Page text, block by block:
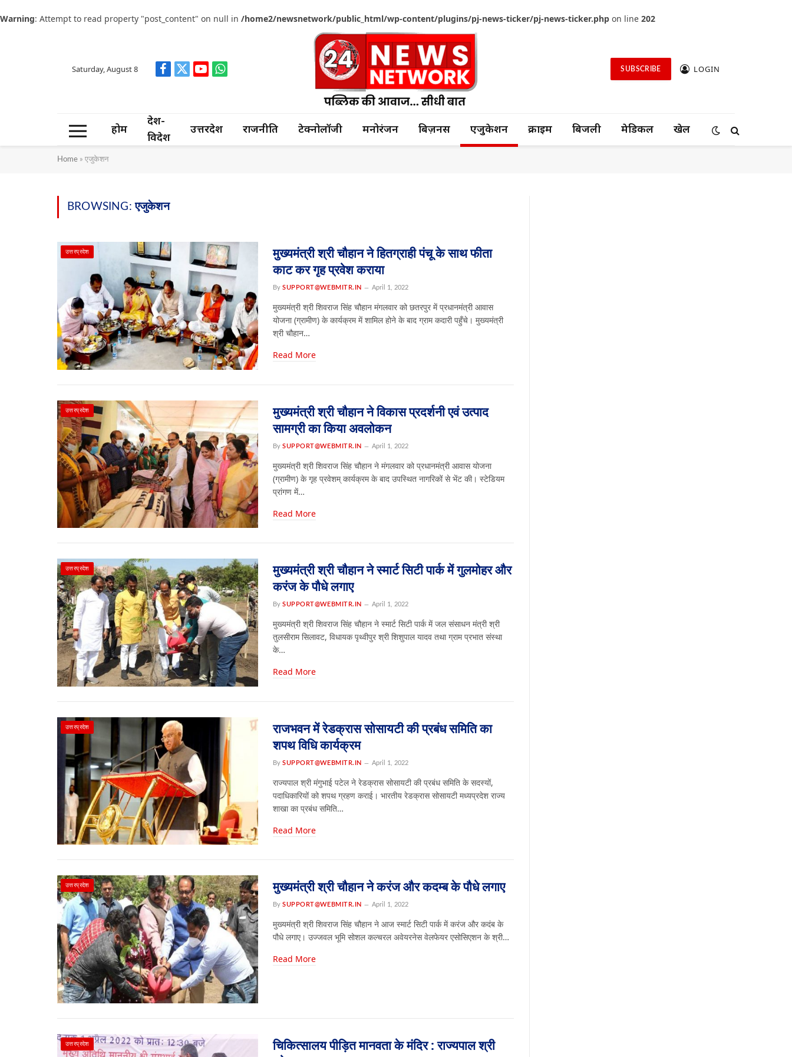
Warning: Attempt to read property "post_content" on null in /home2/newsnetwork/public_html/wp-content/plugins/pj-news-ticker/pj-news-ticker.php on line 202
Saturday, August 8 Facebook
X
YouTubeWhatsApp SUBSCRIBE LOGIN
होम
देश-
विदेश
उत्तरप्रदेश राजनीति टेक्नोलॉजी मनोरंजन बिज़नस एजुकेशन क्राइम बिजली मेडिकल खेल
Home » एजुकेशन
BROWSING:एजुकेशन
उत्तरप्रदेश
मुख्यमंत्री श्री चौहान ने हितग्राही पंचू के साथ फीता
काट कर गृह प्रवेश कराया
By SUPPORT@WEBMITR.IN April 1, 2022
मुख्यमंत्री श्री शिवराज सिंह चौहान मंगलवार को छतरपुर में प्रधानमंत्री आवास
योजना (ग्रामीण) के कार्यक्रम में शामिल होने के बाद ग्राम कदारी पहुँचे। मुख्यमंत्री
श्री चौहान…
Read More
उत्तरप्रदेश
मुख्यमंत्री श्री चौहान ने विकास प्रदर्शनी एवं उत्पाद
सामग्री का किया अवलोकन
By SUPPORT@WEBMITR.IN April 1, 2022
मुख्यमंत्री श्री शिवराज सिंह चौहान ने मंगलवार को प्रधानमंत्री आवास योजना
(ग्रामीण) के गृह प्रवेशम् कार्यक्रम के बाद उपस्थित नागरिकों से भेंट की। स्टेडियम
प्रांगण में…
Read More
उत्तरप्रदेश
मुख्यमंत्री श्री चौहान ने स्मार्ट सिटी पार्क में गुलमोहर और
करंज के पौधे लगाए
By SUPPORT@WEBMITR.IN April 1, 2022
मुख्यमंत्री श्री शिवराज सिंह चौहान ने स्मार्ट सिटी पार्क में जल संसाधन मंत्री श्री
तुलसीराम सिलावट, विधायक पृथ्वीपुर श्री शिशुपाल यादव तथा ग्राम प्रभात संस्था
के…
Read More
उत्तरप्रदेश
राजभवन में रेडक्रास सोसायटी की प्रबंध समिति का
शपथ विधि कार्यक्रम
By SUPPORT@WEBMITR.IN April 1, 2022
राज्यपाल श्री मंगुभाई पटेल ने रेडक्रास सोसायटी की प्रबंध समिति के सदस्यों,
पदाधिकारियों को शपथ ग्रहण कराई। भारतीय रेडक्रास सोसायटी मध्यप्रदेश राज्य
शाखा का प्रबंध समिति…
Read More
उत्तरप्रदेश मुख्यमंत्री श्री चौहान ने करंज और कदम्ब के पौधे लगाए
By SUPPORT@WEBMITR.IN April 1, 2022
मुख्यमंत्री श्री शिवराज सिंह चौहान ने आज स्मार्ट सिटी पार्क में करंज और कदंब के
पौधे लगाए। उज्जवल भूमि सोशल कल्चरल अवेयरनेस वेलफेयर एसोसिएशन के श्री…
Read More
उत्तरप्रदेश
चिकित्सालय पीड़ित मानवता के मंदिर : राज्यपाल श्री